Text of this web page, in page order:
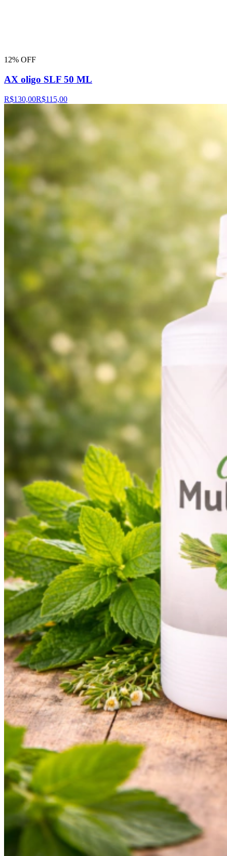
12% OFF
AX oligo SLF 50 ML
R$130,00R$115,00